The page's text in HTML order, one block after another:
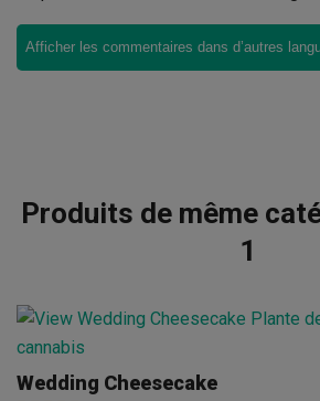
Afficher les commentaires dans d’autres
Produits de même
1
Wedding Cheesecake